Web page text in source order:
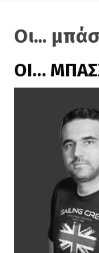
Οι...
ΟΙ…